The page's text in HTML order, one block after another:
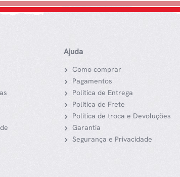
Ajuda
Como comprar
Pagamentos
Política de Entrega
Política de Frete
Política de troca e Devoluções
Garantia
Segurança e Privacidade